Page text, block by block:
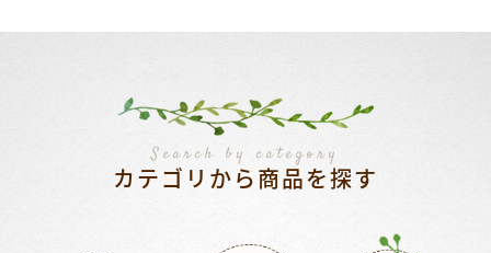
Search by category
カテゴリから商品を探す